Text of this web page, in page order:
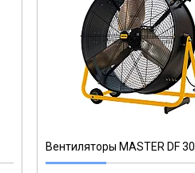
Вентиляторы MASTER DF 30